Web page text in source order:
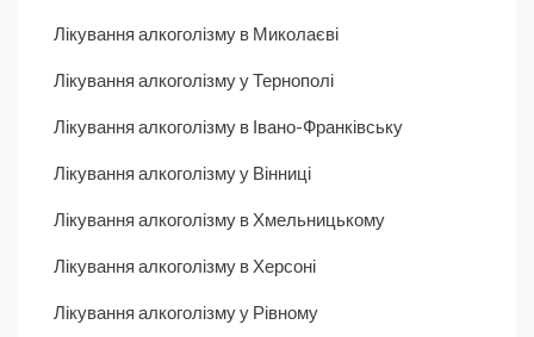
Лікування алкоголізму в Миколаєві
Лікування алкоголізму у Тернополі
Лікування алкоголізму в Івано-Франківську
Лікування алкоголізму у Вінниці
Лікування алкоголізму в Хмельницькому
Лікування алкоголізму в Херсоні
Лікування алкоголізму у Рівному